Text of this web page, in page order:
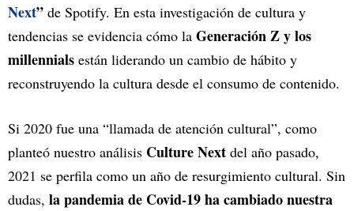
Next” de Spotify. En esta investigación de cultura y
tendencias se evidencia cómo la Generación Z y los
millennials están liderando un cambio de hábito y
reconstruyendo la cultura desde el consumo de contenido.
Si 2020 fue una “llamada de atención cultural”, como
planteó nuestro análisis Culture Next del año pasado,
2021 se perfila como un año de resurgimiento cultural. Sin
dudas, la pandemia de Covid-19 ha cambiado nuestra